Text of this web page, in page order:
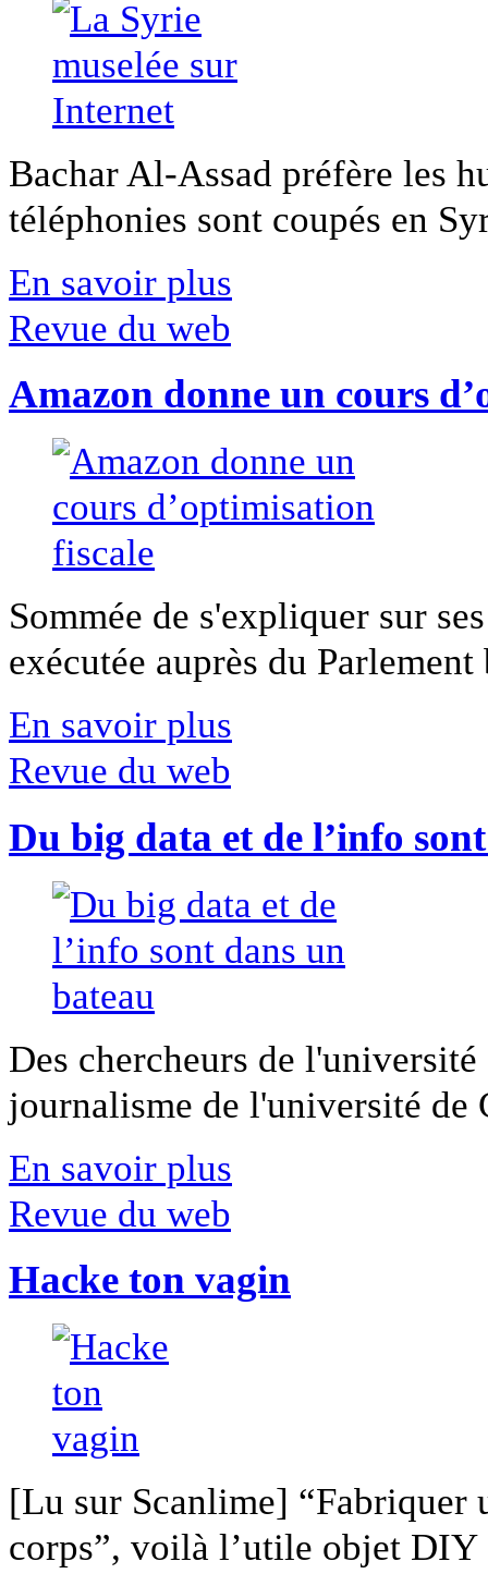
Bachar Al-Assad préfère les
téléphonies sont coupés en
En savoir plus
Revue du web
Amazon donne un cours
Sommée de s'expliquer sur
exécutée auprès du
En savoir plus
Revue du web
Du big data et de l’info
Des chercheurs de
journalisme de l'université
En savoir plus
Revue du web
Hacke ton vagin
[Lu sur Scanlime] “Fabriquer
corps”, voilà l’utile objet